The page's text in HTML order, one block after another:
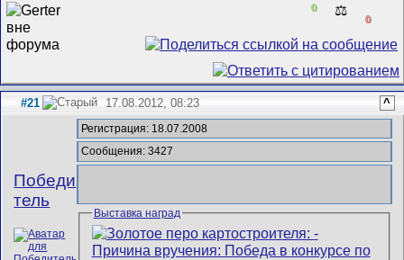
0 ⚖️
0
#21 17.08.2012, 08:23 ^
Победи
тель
Регистрация: 18.07.2008
Сообщения: 3427
Выставка наград